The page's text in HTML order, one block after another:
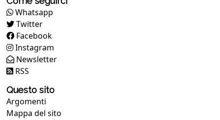
Whatsapp
Twitter
Facebook
Instagram
Newsletter
RSS
Questo sito
Argomenti
Mappa del sito